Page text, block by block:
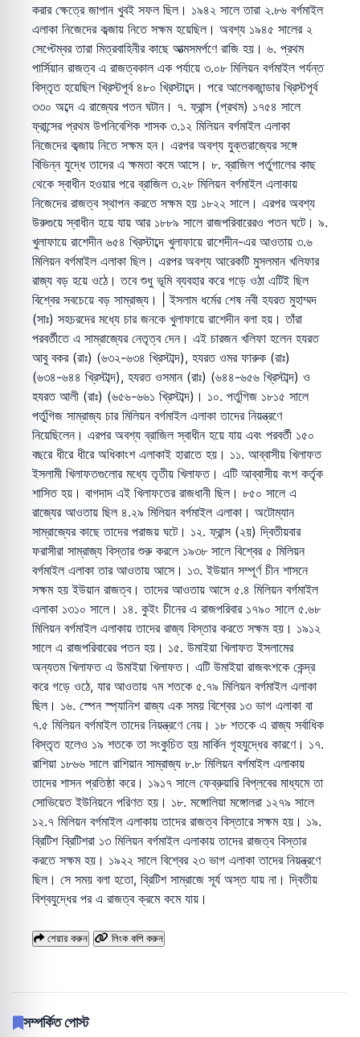
করার ক্ষেত্রে জাপান খুবই সফল ছিল। ১৯৪২ সালে তারা ২.৮৬ বর্গমাইল
এলাকা নিজেদের কব্জায় নিতে সক্ষম হয়েছিল। অবশ্য ১৯৪৫ সালের ২
সেপ্টেম্বর তারা মিত্রবাহিনীর কাছে আত্মসমর্পণে রাজি হয়। ৬. প্রথম
পার্সিয়ান রাজত্ব এ রাজত্বকাল এক পর্যায়ে ৩.০৮ মিলিয়ন বর্গমাইল পর্যন্ত
বিস্তৃত হয়েছিল খ্রিস্টপূর্ব ৪৮০ খ্রিস্টাব্দে। পরে আলেকজান্ডার খ্রিস্টপূর্ব
৩৩০ অব্দে এ রাজ্যের পতন ঘটান। ৭. ফ্রান্স (প্রথম) ১৭৫৪ সালে
ফ্রান্সের প্রথম উপনিবেশিক শাসক ৩.১২ মিলিয়ন বর্গমাইল এলাকা
নিজেদের কব্জায় নিতে সক্ষম হন। এরপর অবশ্য যুক্তরাজ্যের সঙ্গে
বিভিন্ন যুদ্ধে তাদের এ ক্ষমতা কমে আসে। ৮. ব্রাজিল পর্তুগালের কাছ
থেকে স্বাধীন হওয়ার পরে ব্রাজিল ৩.২৮ মিলিয়ন বর্গমাইল এলাকায়
নিজেদের রাজত্ব স্থাপন করতে সক্ষম হয় ১৮২২ সালে। এরপর অবশ্য
উরুগুয়ে স্বাধীন হয়ে যায় আর ১৮৮৯ সালে রাজপরিবারেরও পতন ঘটে। ৯.
খুলাফায়ে রাশেদীন ৬৫৪ খ্রিস্টাব্দে খুলাফায়ে রাশেদীন-এর আওতায় ৩.৬
মিলিয়ন বর্গমাইল এলাকা ছিল। এরপর অবশ্য আরেকটি মুসলমান খলিফার
রাজ্য বড় হয়ে ওঠে। তবে শুধু ভূমি ব্যবহার করে গড়ে ওঠা এটিই ছিল
বিশ্বের সবচেয়ে বড় সাম্রাজ্য। | ইসলাম ধর্মের শেষ নবী হযরত মুহাম্মদ
(সাঃ) সহচরদের মধ্যে চার জনকে খুলাফায়ে রাশেদীন বলা হয়। তাঁরা
পরবর্তীতে এ সাম্রাজ্যের নেতৃত্ব দেন। এই চারজন খলিফা হলেন হযরত
আবু বকর (রাঃ) (৬৩২-৬৩৪ খ্রিস্টাব্দ), হযরত ওমর ফারুক (রাঃ)
(৬৩৪-৬৪৪ খ্রিস্টাব্দ), হযরত ওসমান (রাঃ) (৬৪৪-৬৫৬ খ্রিস্টাব্দ) ও
হযরত আলী (রাঃ) (৬৫৬-৬৬১ খ্রিস্টাব্দ)। ১০. পর্তুগিজ ১৮১৫ সালে
পর্তুগিজ সাম্রাজ্য চার মিলিয়ন বর্গমাইল এলাকা তাদের নিয়ন্ত্রণে
নিয়েছিলেন। এরপর অবশ্য ব্রাজিল স্বাধীন হয়ে যায় এবং পরবর্তী ১৫০
বছরে ধীরে ধীরে অধিকাংশ এলাকাই হারাতে হয়। ১১. আব্বাসীয় খিলাফত
ইসলামী খিলাফতগুলোর মধ্যে তৃতীয় খিলাফত। এটি আব্বাসীয় বংশ কর্তৃক
শাসিত হয়। বাগদাদ এই খিলাফতের রাজধানী ছিল। ৮৫০ সালে এ
রাজ্যের আওতায় ছিল ৪.২৯ মিলিয়ন বর্গমাইল এলাকা। অটোম্যান
সাম্রাজ্যের কাছে তাদের পরাজয় ঘটে। ১২. ফ্রান্স (২য়) দ্বিতীয়বার
ফরাসীরা সাম্রাজ্য বিস্তার শুরু করলে ১৯৩৮ সালে বিশ্বের ৫ মিলিয়ন
বর্গমাইল এলাকা তার আওতায় আসে। ১৩. ইউয়ান সম্পূর্ণ চীন শাসনে
সক্ষম হয় ইউয়ান রাজত্ব। তাদের আওতায় আসে ৫.৪ মিলিয়ন বর্গমাইল
এলাকা ১৩১০ সালে। ১৪. কুইং চীনের এ রাজপরিবার ১৭৯০ সালে ৫.৬৮
মিলিয়ন বর্গমাইল এলাকায় তাদের রাজ্য বিস্তার করতে সক্ষম হয়। ১৯১২
সালে এ রাজপরিবারের পতন হয়। ১৫. উমাইয়া খিলাফত ইসলামের
অন্যতম খিলাফত এ উমাইয়া খিলাফত। এটি উমাইয়া রাজবংশকে কেন্দ্র
করে গড়ে ওঠে, যার আওতায় ৭ম শতকে ৫.৭৯ মিলিয়ন বর্গমাইল এলাকা
ছিল। ১৬. স্পেন স্প্যানিশ রাজ্য এক সময় বিশ্বের ১৩ ভাগ এলাকা বা
৭.৫ মিলিয়ন বর্গমাইল তাদের নিয়ন্ত্রণে নেয়। ১৮ শতকে এ রাজ্য সর্বাধিক
বিস্তৃত হলেও ১৯ শতকে তা সংকুচিত হয় মার্কিন গৃহযুদ্ধের কারণে। ১৭.
রাশিয়া ১৮৬৬ সালে রাশিয়ান সাম্রাজ্য ৮.৮ মিলিয়ন বর্গমাইল এলাকায়
তাদের শাসন প্রতিষ্ঠা করে। ১৯১৭ সালে ফেব্রুয়ারি বিপ্লবের মাধ্যমে তা
সোভিয়েত ইউনিয়নে পরিণত হয়। ১৮. মঙ্গোলিয়া মঙ্গোলরা ১২৭৯ সালে
১২.৭ মিলিয়ন বর্গমাইল এলাকায় তাদের রাজত্ব বিস্তারে সক্ষম হয়। ১৯.
ব্রিটিশ ব্রিটিশরা ১৩ মিলিয়ন বর্গমাইল এলাকায় তাদের রাজত্ব বিস্তার
করতে সক্ষম হয়। ১৯২২ সালে বিশ্বের ২৩ ভাগ এলাকা তাদের নিয়ন্ত্রণে
ছিল। সে সময় বলা হতো, ব্রিটিশ সাম্রাজে সূর্য অস্ত যায় না। দ্বিতীয়
বিশ্বযুদ্ধের পর এ রাজত্ব ক্রমে কমে যায়।
শেয়ার করুন লিংক কপি করুন
সম্পর্কিত পোস্ট